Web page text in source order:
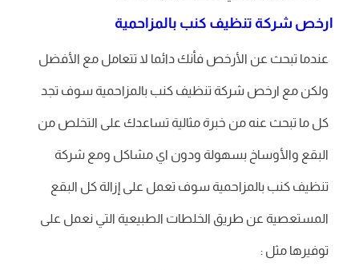
ارخص شركة تنظيف كنب بالمزاحمية
عندما تبحث عن الأرخص فأنك دائما لا تتعامل مع الأفضل
ولكن مع ارخص شركة تنظيف كنب بالمزاحمية سوف تجد
كل ما تبحث عنه من خبرة مثالية تساعدك على التخلص من
البقع والأوساخ بسهولة ودون اي مشاكل ومع شركة
تنظيف كنب بالمزاحمية سوف تعمل على إزالة كل البقع
المستعصية عن طريق الخلطات الطبيعية التي نعمل على
توفيرها مثل :